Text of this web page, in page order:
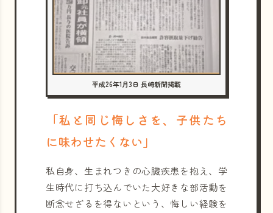
平成26年1月3日 長崎新聞掲載
「私と同じ悔しさを、子供たち
に味わせたくない」
私自身、生まれつきの心臓疾患を抱え、学
生時代に打ち込んでいた大好きな部活動を
断念せざるを得ないという、悔しい経験を